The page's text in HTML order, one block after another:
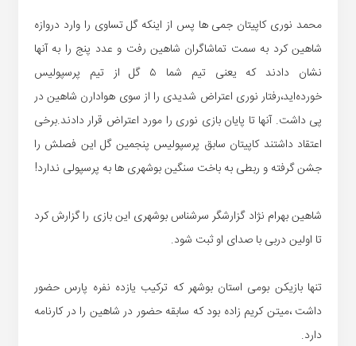
محمد نوری کاپیتان جمی ها پس از اینکه گل تساوی را وارد دروازه
شاهین کرد به سمت تماشاگران شاهین رفت و عدد پنج را به آنها
نشان دادند که یعنی تیم شما ۵ گل از تیم پرسپولیس
خورده‌اید،رفتار نوری اعتراض شدیدی را از سوی هوادارن شاهین در
پی داشت. آنها تا پایان بازی نوری را مورد اعتراض قرار دادند.برخی
اعتقاد داشتند کاپیتان سابق پرسپولیس پنجمین گل این فصلش را
جشن گرفته و ربطی به باخت سنگین بوشهری ها به پرسپولی ندارد!
شاهین بهرام نژاد گزارشگر سرشناس بوشهری این بازی را گزارش کرد
تا اولین دربی با صدای او ثبت شود.
تنها بازیکن بومی استان بوشهر که ترکیب یازده نفره پارس حضور
داشت ،میتن کریم زاده بود که سابقه حضور در شاهین را در کارنامه
دارد.